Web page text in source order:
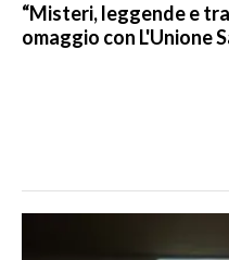
“Misteri, leggende e
omaggio con L'Unione